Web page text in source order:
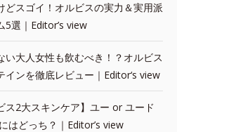
どスゴイ！オルビスの実力＆実用派
5選｜Editor’s view
い大人女性も飲むべき！？オルビス
インを徹底レビュー｜Editor‘s view
ス2大スキンケア】ユー or ユード
はどっち？｜Editor’s view